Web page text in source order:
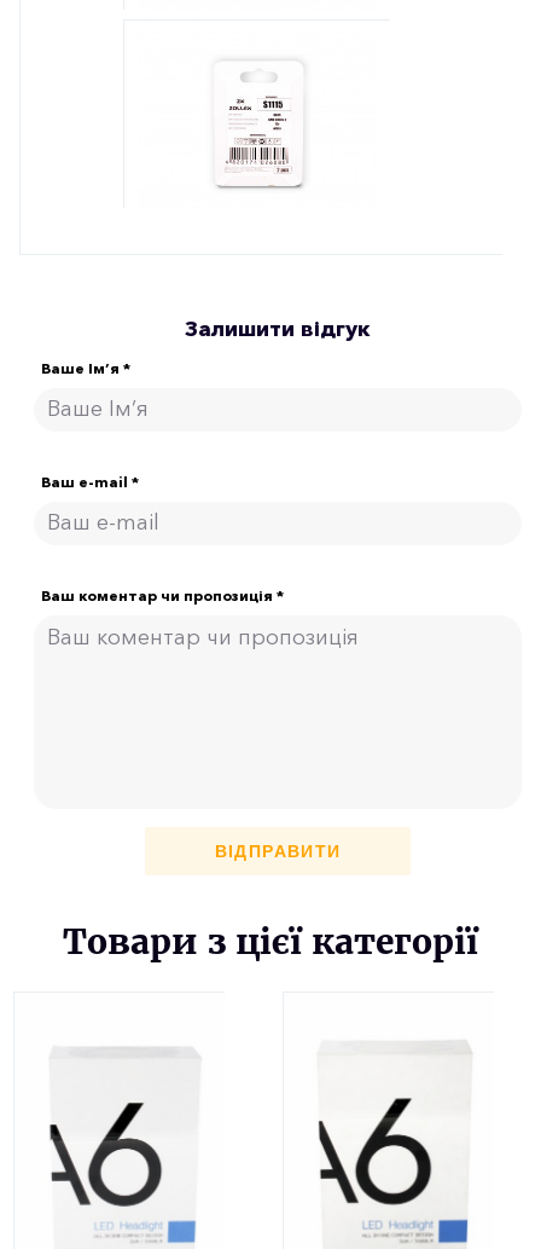
Залишити відгук
Ваше Ім’я *
Ваш e-mail *
Ваш коментар чи пропозиція *
ВІДПРАВИТИ
Товари з цієї категорії